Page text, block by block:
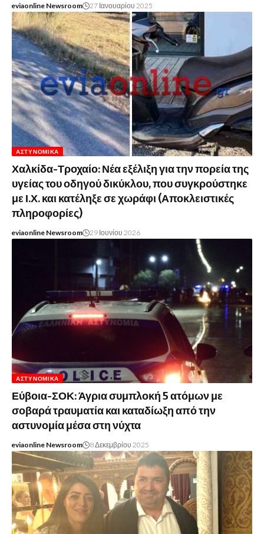
eviaonline Newsroom 27 Ιανουαρίου 2025
ΑΣΤΥΝΟΜΙΚΆ
Χαλκίδα-Τροχαίο: Νέα εξέλιξη για την πορεία της
υγείας του οδηγού δικύκλου, που συγκρούστηκε
με Ι.Χ. και κατέληξε σε χωράφι (Αποκλειστικές
πληροφορίες)
eviaonline Newsroom 29 Ιουνίου 2026
ΑΣΤΥΝΟΜΙΚΆ
Εύβοια-ΣΟΚ: Άγρια συμπλοκή 5 ατόμων με
σοβαρά τραυματία και καταδίωξη από την
αστυνομία μέσα στη νύχτα
eviaonline Newsroom 8 Δεκεμβρίου 2025